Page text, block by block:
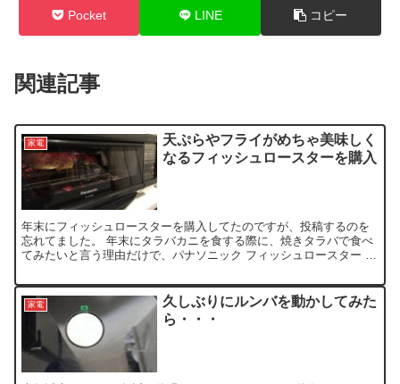
Pocket LINE コピー
関連記事
家電
天ぷらやフライがめちゃ美味しく
なるフィッシュロースターを購入
年末にフィッシュロースターを購入してたのですが、投稿するのを
忘れてました。 年末にタラバカニを食する際に、焼きタラバで食べ
てみたいと言う理由だけで、パナソニック フィッシュロースター け
家電
久しぶりにルンバを動かしてみた
ら・・・